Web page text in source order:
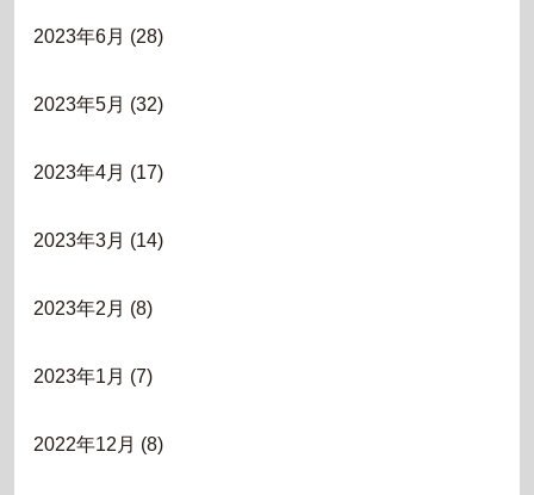
2023年6月 (28)
2023年5月 (32)
2023年4月 (17)
2023年3月 (14)
2023年2月 (8)
2023年1月 (7)
2022年12月 (8)